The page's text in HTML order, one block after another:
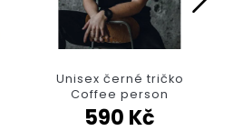
Unisex černé tričko
Coffee person
590 Kč